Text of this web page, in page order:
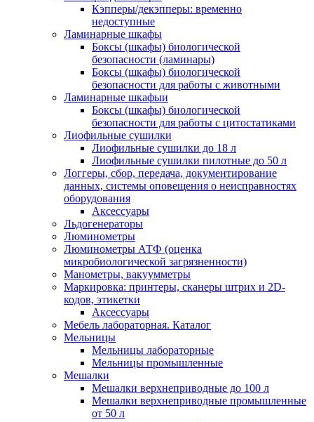
Кэпперы/декэпперы: временно
недоступные
Ламинарные шкафы
Боксы (шкафы) биологической
безопасности (ламинары)
Боксы (шкафы) биологической
безопасности для работы с животными
Ламинарные шкафыи
Боксы (шкафы) биологической
безопасности для работы с цитостатиками
Лиофильные сушилки
Лиофильные сушилки до 18 л
Лиофильные сушилки пилотные до 50 л
Логгеры, сбор, передача, документирование
данных, системы оповещения о неисправностях
оборудования
Аксессуары
Льдогенераторы
Люминометры
Люминометры АТФ (оценка
микробиологической загрязненности)
Манометры, вакуумметры
Маркировка: принтеры, сканеры штрих и 2D-
кодов, этикетки
Аксессуары
Мебель лабораторная. Каталог
Мельницы
Мельницы лабораторные
Мельницы промышленные
Мешалки
Мешалки верхнеприводные до 100 л
Мешалки верхнеприводные промышленные
от 50 л